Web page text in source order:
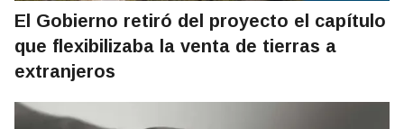
El Gobierno retiró del proyecto el capítulo
que flexibilizaba la venta de tierras a
extranjeros